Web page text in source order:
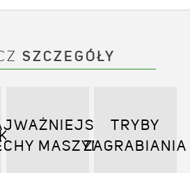
SZCZEGÓŁY
MASZYNY
TRYBY
ZAGRABIANIA